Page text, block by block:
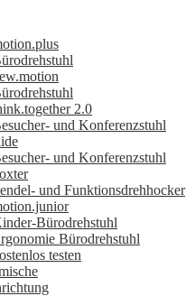
2.0
und Konferenzstuhl
und Konferenzstuhl
und Funktionsdrehhocker
Bürodrehstuhl
Bürodrehstuhl
testen